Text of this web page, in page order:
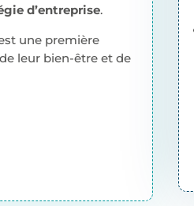
d’entreprise.
une première
leur bien-être et de